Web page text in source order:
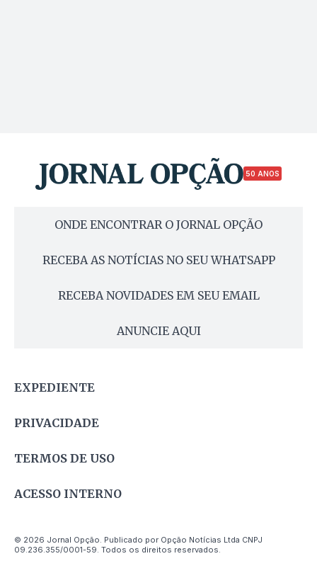
50 ANOS
ONDE ENCONTRAR O JORNAL OPÇÃO
RECEBA AS NOTÍCIAS NO SEU WHATSAPP
RECEBA NOVIDADES EM SEU EMAIL
ANUNCIE AQUI
EXPEDIENTE
PRIVACIDADE
TERMOS DE USO
ACESSO INTERNO
© 2026 Jornal Opção. Publicado por Opção Notícias Ltda CNPJ
09.236.355/0001-59. Todos os direitos reservados.